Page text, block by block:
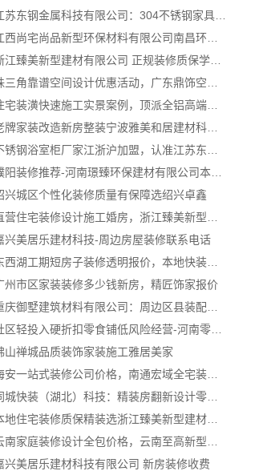
兴城区个性化装修质量有保障选绍兴卓鑫
兴美居乐建材科技-周边房屋装修联系电话
州市区家装装修多少钱新房，精匠饰家报价
山禅城品质装饰家装施工雅居美家
兴美居乐建材科技有限公司 新房装修收费